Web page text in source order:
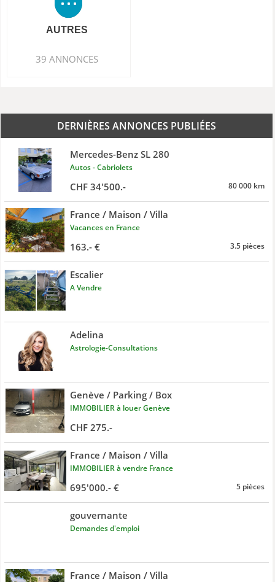
AUTRES
39 ANNONCES
DERNIÈRES ANNONCES PUBLIÉES
Mercedes-Benz SL 280
Autos - Cabriolets
CHF 34'500.- 80 000 km
France / Maison / Villa
Vacances en France
163.- € 3.5 pièces
Escalier
A Vendre
Adelina
Astrologie-Consultations
Genève / Parking / Box
IMMOBILIER à louer Genève
CHF 275.-
France / Maison / Villa
IMMOBILIER à vendre France
695'000.- € 5 pièces
gouvernante
Demandes d'emploi
France / Maison / Villa